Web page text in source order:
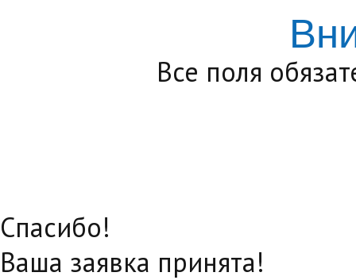
Все поля
Спасибо!
Ваша заявка принята!